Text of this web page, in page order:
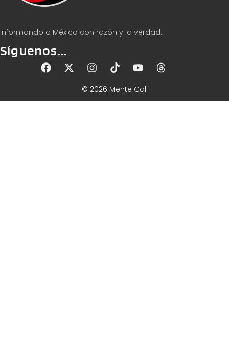
Informando a México con razón y la verdad.
Síguenos...
© 2026 Mente Cali